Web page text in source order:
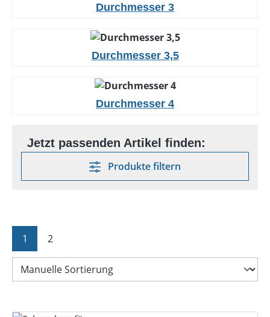
Durchmesser 3
Durchmesser 3,5
Durchmesser 4
Produkte filtern
Seite
1 Seite
2